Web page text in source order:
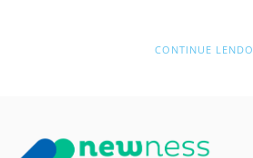
CONTINUE LENDO